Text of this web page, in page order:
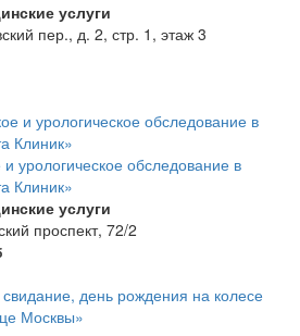
услуги
пер., д. 2, стр. 1, этаж 3
и урологическое обследование в
Клиник»
услуги
проспект, 72/2